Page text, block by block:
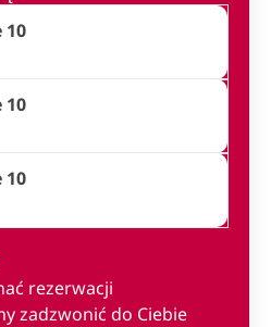
10
10
10
rezerwacji
zadzwonić do Ciebie